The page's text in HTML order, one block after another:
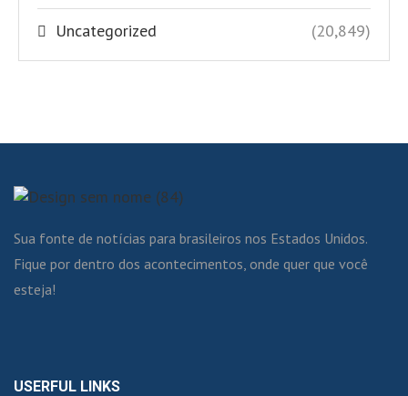
Uncategorized (20,849)
Sua fonte de notícias para brasileiros nos Estados Unidos.
Fique por dentro dos acontecimentos, onde quer que você
esteja!
USERFUL LINKS